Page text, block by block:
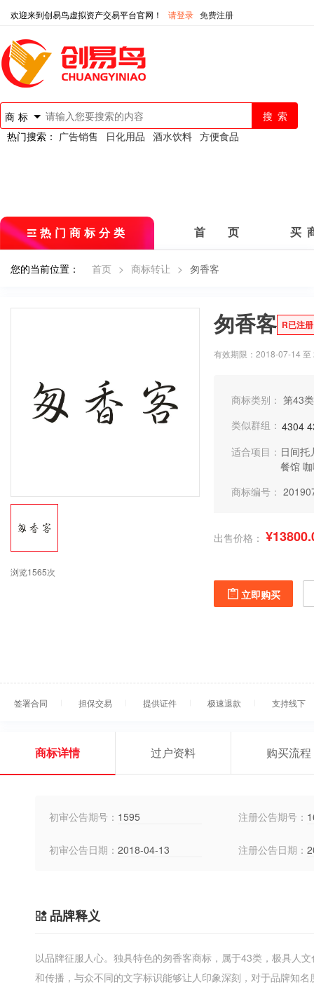
欢迎来到创易鸟虚拟资产交易平台官网！ 请登录 免费注册
商标
热门搜索： 广告销售 日化用品 酒水饮料 方便食品
热门商标分类 首 页 买
您的当前位置： 首页 > 商标转让 > 匆香客
浏览1565次
匆香客 R已注册
有效期限：2018-07-14
商标类别： 第43
类似群组： 4304
适合项目： 日间托
餐馆
商标编号：
出售价格：
立即购买
签署合同 担保交易 提供证件 极速退款 支持线下
商标详情 过户资料 购买流程
初审公告期号： 1595 注册公告期号：
初审公告日期： 2018-04-13 注册公告日期：
品牌释义
以品牌征服人心。独具特色的匆香客商标，属于43类，极具人
和传播，与众不同的文字标识能够让人印象深刻，对于品牌知